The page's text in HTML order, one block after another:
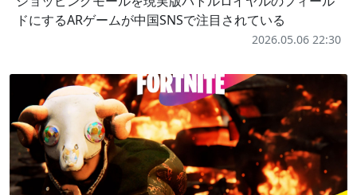
ドにするARゲームが中国SNSで注目されている
2026.05.06 22:30